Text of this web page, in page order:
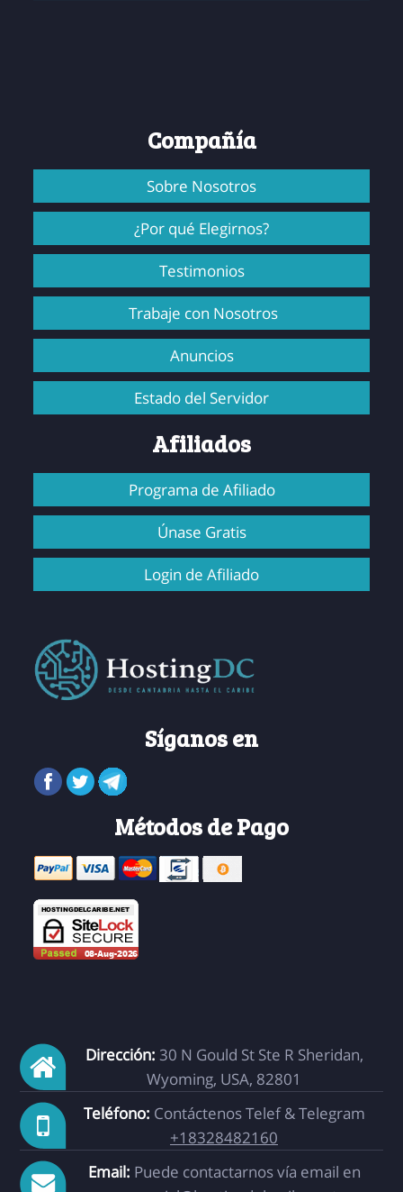
Compañía
Sobre Nosotros
¿Por qué Elegirnos?
Testimonios
Trabaje con Nosotros
Anuncios
Estado del Servidor
Afiliados
Programa de Afiliado
Únase Gratis
Login de Afiliado
Síganos en
Métodos de Pago
Dirección: 30 N Gould St Ste R Sheridan,
Wyoming, USA, 82801
Teléfono: Contáctenos Telef & Telegram
+18328482160
Email: Puede contactarnos vía email en